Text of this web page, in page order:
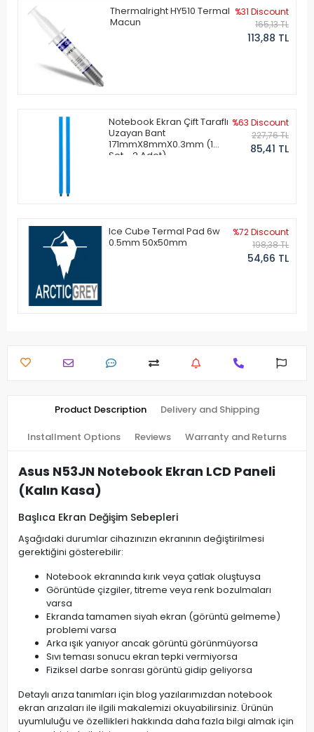
Thermalright HY510 Termal
Macun
%31 Discount
165,13 TL
113,88 TL
Notebook Ekran Çift Taraflı
Uzayan Bant
171mmX8mmX0.3mm (1
Set - 2 Adet)
%63 Discount
227,76 TL
85,41 TL
Ice Cube Termal Pad 6w
0.5mm 50x50mm
%72 Discount
198,38 TL
54,66 TL
Product Description Delivery and Shipping
Installment Options Reviews Warranty and Returns
Asus N53JN Notebook Ekran LCD Paneli
(Kalın Kasa)
Başlıca Ekran Değişim Sebepleri
Aşağıdaki durumlar cihazınızın ekranının değiştirilmesi
gerektiğini gösterebilir:
Notebook ekranında kırık veya çatlak oluştuysa
Görüntüde çizgiler, titreme veya renk bozulmaları
varsa
Ekranda tamamen siyah ekran (görüntü gelmeme)
problemi varsa
Arka ışık yanıyor ancak görüntü görünmüyorsa
Sıvı teması sonucu ekran tepki vermiyorsa
Fiziksel darbe sonrası görüntü gidip geliyorsa
Detaylı arıza tanımları için blog yazılarımızdan notebook
ekran arızaları ile ilgili makalemizi okuyabilirsiniz. Ürünün
uyumluluğu ve özellikleri hakkında daha fazla bilgi almak için